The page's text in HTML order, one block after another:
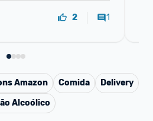
2 1
Amazon Comida
Delivery
Alcoólico